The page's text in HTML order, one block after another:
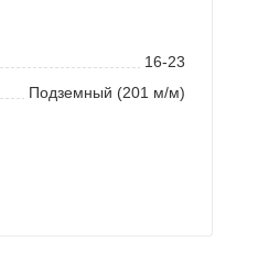
16-23
Подземный (201 м/м)